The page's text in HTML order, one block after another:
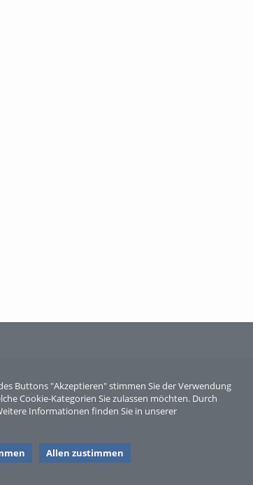
Buttons "Akzeptieren" stimmen Sie der Verwendung
Cookie-Kategorien Sie zulassen möchten. Durch
Informationen finden Sie in unserer
Allen zustimmen
Sperber